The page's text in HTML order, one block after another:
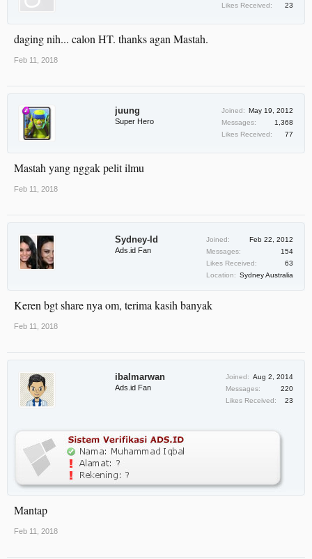
Likes Received:
23
daging nih... calon HT. thanks agan Mastah.
Feb 11, 2018
juung
Super Hero
Joined: May 19, 2012
Messages:
1,368
Likes Received:
77
Mastah yang nggak pelit ilmu
Feb 11, 2018
Sydney-Id
Ads.id Fan
Joined:
Feb 22, 2012
Messages:
154
Likes Received:
63
Location: Sydney Australia
Keren bgt share nya om, terima kasih banyak
Feb 11, 2018
ibalmarwan
Ads.id Fan
Joined: Aug 2, 2014
Messages:
220
Likes Received:
23
Mantap
Feb 11, 2018